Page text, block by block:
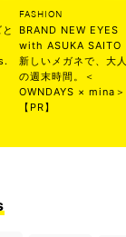
FASHION
BRAND NEW EYES
with ASUKA SAITO
新しいメガネで、大人
の週末時間。＜
OWNDAYS × mina＞
【PR】